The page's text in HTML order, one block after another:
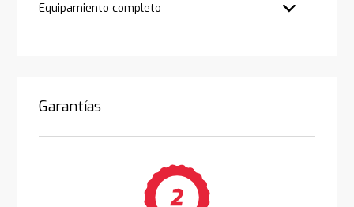
Equipamiento completo
Garantías